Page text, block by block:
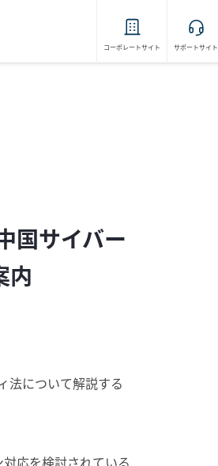
コーポレートサイト サポートサイト
国サイバー
内
法について解説する
応を検討されている